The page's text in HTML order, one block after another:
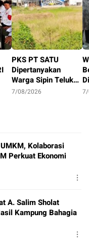
PKS PT SATU
Dipertanyakan
Warga Sipin Teluk
Duren, Jarak Dekat
7/08/2026
Kolaborasi
Perkuat Ekonomi
A. Salim Sholat
Kampung Bahagia